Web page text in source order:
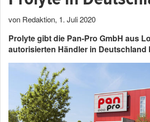
von Redaktion, 1. Juli 2020
Prolyte gibt die Pan-Pro GmbH aus
autorisierten Händler in Deutschland